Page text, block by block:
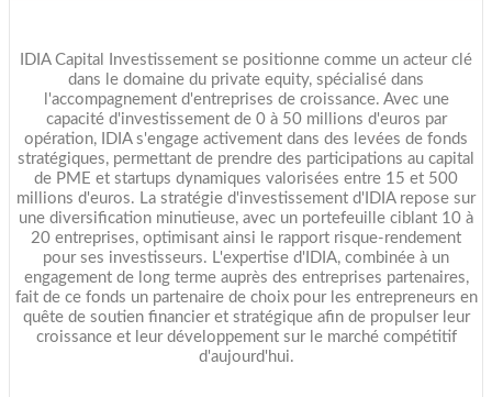
IDIA Capital Investissement se positionne comme un acteur clé
dans le domaine du private equity, spécialisé dans
l'accompagnement d'entreprises de croissance. Avec une
capacité d'investissement de 0 à 50 millions d'euros par
opération, IDIA s'engage activement dans des levées de fonds
stratégiques, permettant de prendre des participations au capital
de PME et startups dynamiques valorisées entre 15 et 500
millions d'euros. La stratégie d'investissement d'IDIA repose sur
une diversification minutieuse, avec un portefeuille ciblant 10 à
20 entreprises, optimisant ainsi le rapport risque-rendement
pour ses investisseurs. L'expertise d'IDIA, combinée à un
engagement de long terme auprès des entreprises partenaires,
fait de ce fonds un partenaire de choix pour les entrepreneurs en
quête de soutien financier et stratégique afin de propulser leur
croissance et leur développement sur le marché compétitif
d'aujourd'hui.